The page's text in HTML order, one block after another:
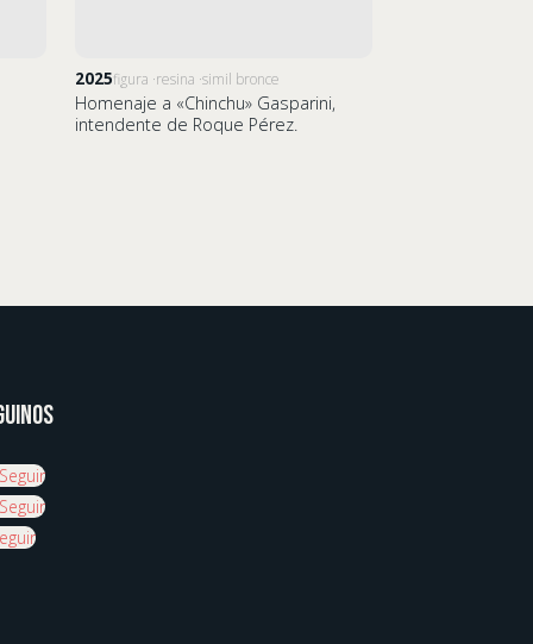
2025figura resina simil bronce
Homenaje a «Chinchu» Gasparini,
intendente de Roque Pérez.